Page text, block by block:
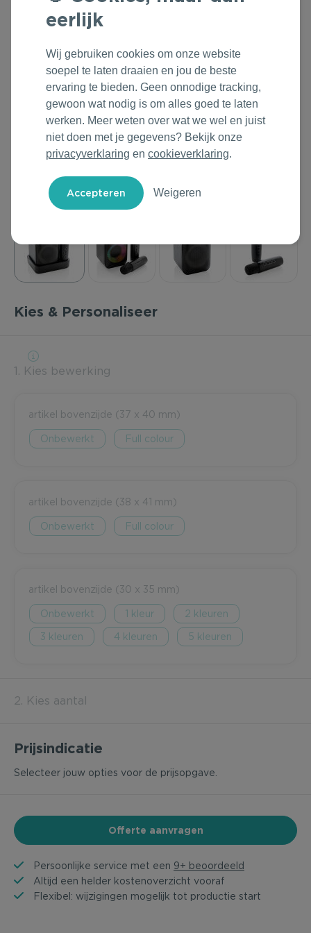
Outdoor & Vrije tijd
Technologie & Gadgets
Home & Living
Duurzame Bestsellers
Daarom Duurzaam
Groene Lente Dagen
Oranjefeest
Vakantie & Zomer
Back to Routine
Herfstmomenten
Sinterklaas
Kerst & Eindejaar
Rituals
Roll'Eat
Samsonite
Stanley/Stella
Tony's Chocolonely
Kies & Personaliseer
1. Kies bewerking
artikel bovenzijde (37 x 40 mm)
Onbewerkt Full colour
artikel bovenzijde (38 x 41 mm)
Onbewerkt Full colour
artikel bovenzijde (30 x 35 mm)
Onbewerkt 1 2
3 4 5
2. Kies aantal
Prijsindicatie
Selecteer jouw opties voor de prijsopgave.
Offerte aanvragen
Persoonlijke service met een 9+ beoordeeld
Altijd een helder kostenoverzicht vooraf
Flexibel: wijzigingen mogelijk tot productie start
eerlijk
Wij gebruiken cookies om onze website
soepel te laten draaien en jou de beste
ervaring te bieden. Geen onnodige tracking,
gewoon wat nodig is om alles goed te laten
werken. Meer weten over wat we wel en juist
niet doen met je gegevens? Bekijk onze
privacyverklaring en cookieverklaring.
Weigeren